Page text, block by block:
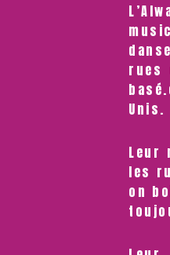
rues
Unis.
Leur
les
on